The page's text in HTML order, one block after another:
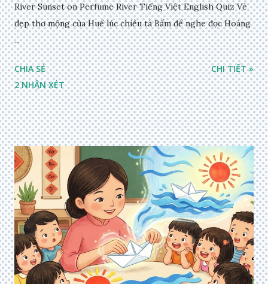
River Sunset on Perfume River Tiếng Việt English Quiz Vẻ
đẹp thơ mộng của Huế lúc chiều tà Bấm để nghe đọc Hoàng
...
CHIA SẺ
2 NHẬN XÉT
CHI TIẾT »